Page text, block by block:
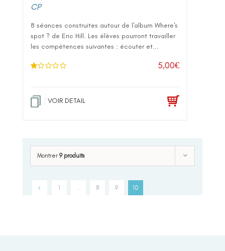
CP
8 séances construites autour de l'album Where's
spot ? de Eric Hill. Les élèves pourront travailler
les compétences suivantes : écouter et...
.0
5,00€
VOIR DETAIL
Montrer 9 produits
1 … 8 9 10